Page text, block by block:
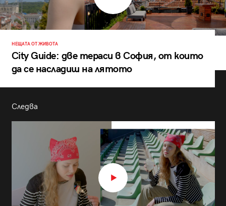
НЕЩАТА ОТ ЖИВОТА
City Guide: две тераси в София, от които
да се насладиш на лятото
Следва